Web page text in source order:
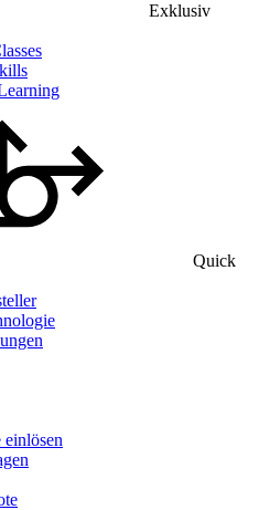
Exklusiv
Quick
einlösen